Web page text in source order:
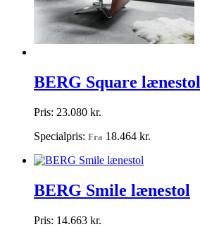
BERG Square lænestol
Pris: 23.080 kr.
Specialpris: Fra 18.464 kr.
BERG Smile lænestol
Pris: 14.663 kr.